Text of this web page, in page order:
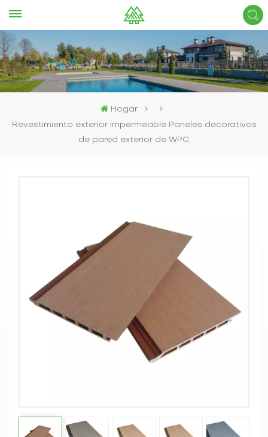
Hogar
Revestimiento exterior impermeable Paneles decorativos
de pared exterior de WPC